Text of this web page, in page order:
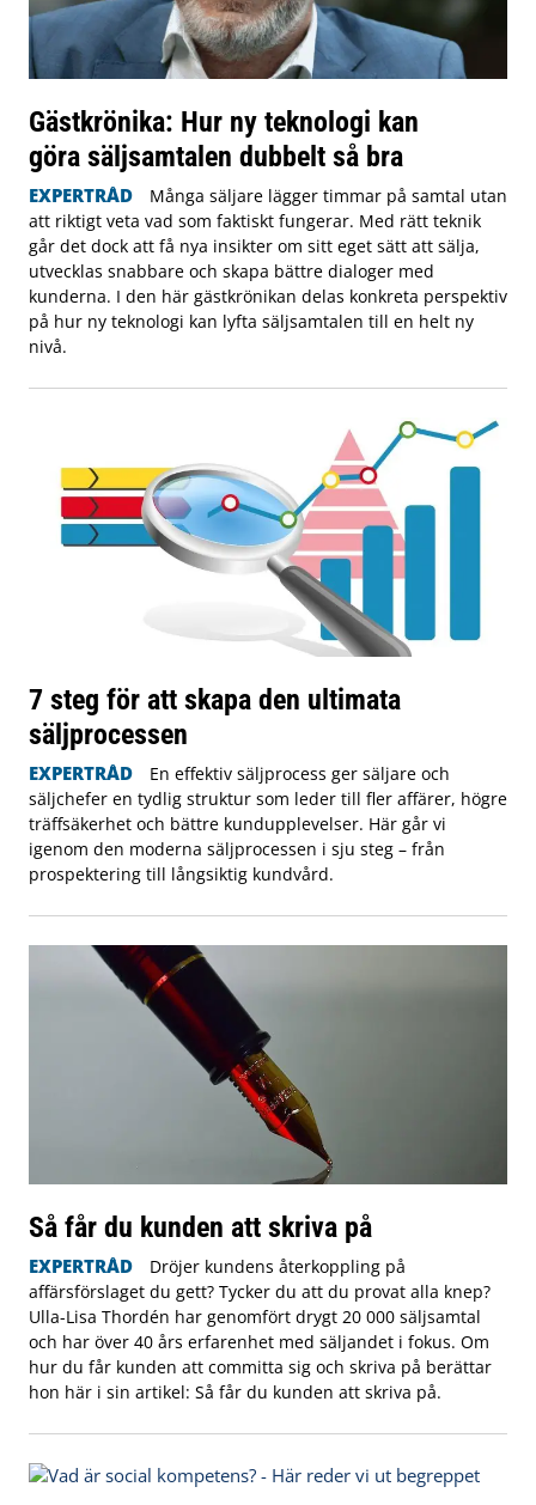
Gästkrönika: Hur ny teknologi kan
göra säljsamtalen dubbelt så bra
EXPERTRÅD
Många säljare lägger timmar på samtal utan
att riktigt veta vad som faktiskt fungerar. Med rätt teknik
går det dock att få nya insikter om sitt eget sätt att sälja,
utvecklas snabbare och skapa bättre dialoger med
kunderna. I den här gästkrönikan delas konkreta perspektiv
på hur ny teknologi kan lyfta säljsamtalen till en helt ny
nivå.
7 steg för att skapa den ultimata
säljprocessen
EXPERTRÅD
En effektiv säljprocess ger säljare och
säljchefer en tydlig struktur som leder till fler affärer, högre
träffsäkerhet och bättre kundupplevelser. Här går vi
igenom den moderna säljprocessen i sju steg – från
prospektering till långsiktig kundvård.
Så får du kunden att skriva på
EXPERTRÅD
Dröjer kundens återkoppling på
affärsförslaget du gett? Tycker du att du provat alla knep?
Ulla-Lisa Thordén har genomfört drygt 20 000 säljsamtal
och har över 40 års erfarenhet med säljandet i fokus. Om
hur du får kunden att committa sig och skriva på berättar
hon här i sin artikel: Så får du kunden att skriva på.